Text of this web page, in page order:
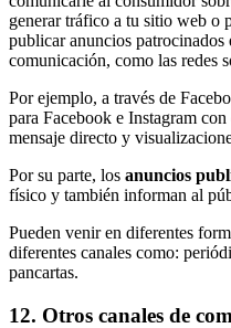
generar tráfico a tu sitio web o
publicar anuncios patrocinados
comunicación, como las redes
Por ejemplo, a través de
para Facebook e Instagram
mensaje directo y
Por su parte, los anuncios
físico y también informan al
Pueden venir en diferentes
diferentes canales como:
pancartas.
12. Otros canales de